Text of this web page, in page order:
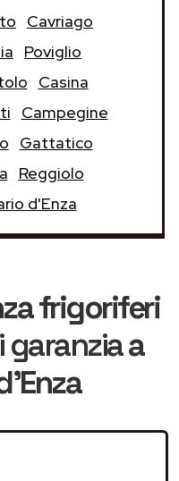
Cavriago
Poviglio
Casina
Campegine
Gattatico
Reggiolo
d'Enza
frigoriferi
a